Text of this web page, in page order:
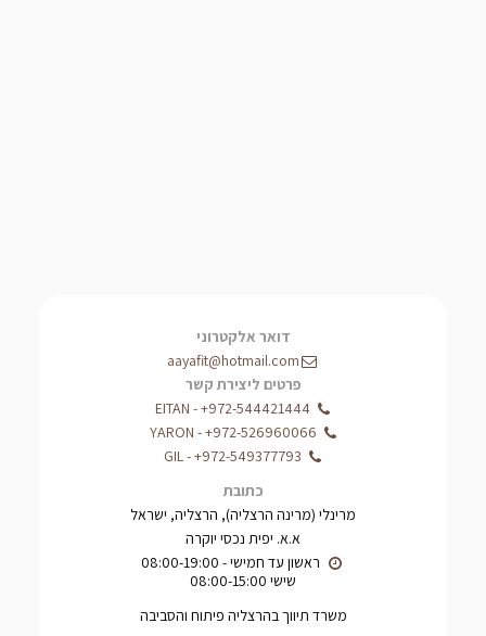
דואר אלקטרוני
aayafit@hotmail.com
פרטים ליצירת קשר
+972-544421444
-
EITAN
+972-526960066
-
YARON
+972-549377793
-
GIL
כתובת
מרינלי (מרינה הרצליה), הרצליה, ישראל
א.א. יפית נכסי יוקרה
שישי 08:00-15:00
משרד תיווך בהרצליה פיתוח והסביבה